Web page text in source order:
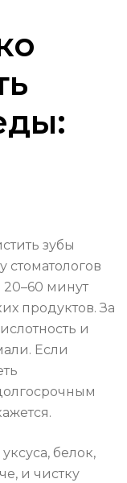
зубы
стоматологов
минут
продуктов. За
и
Если
белок,
и чистку